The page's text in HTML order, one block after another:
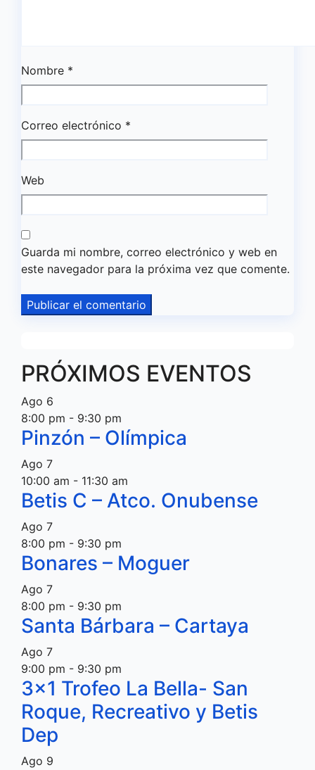
Nombre *
Correo electrónico *
Web
Guarda mi nombre, correo electrónico y web en
este navegador para la próxima vez que comente.
PRÓXIMOS EVENTOS
Ago 6
8:00 pm - 9:30 pm
Pinzón – Olímpica
Ago 7
10:00 am - 11:30 am
Betis C – Atco. Onubense
Ago 7
8:00 pm - 9:30 pm
Bonares – Moguer
Ago 7
8:00 pm - 9:30 pm
Santa Bárbara – Cartaya
Ago 7
9:00 pm - 9:30 pm
3×1 Trofeo La Bella- San
Roque, Recreativo y Betis
Dep
Ago 9